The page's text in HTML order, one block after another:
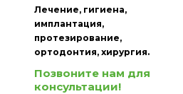
Лечение, гигиена,
имплантация,
протезирование,
ортодонтия, хирургия.
Позвоните нам для
консультации!